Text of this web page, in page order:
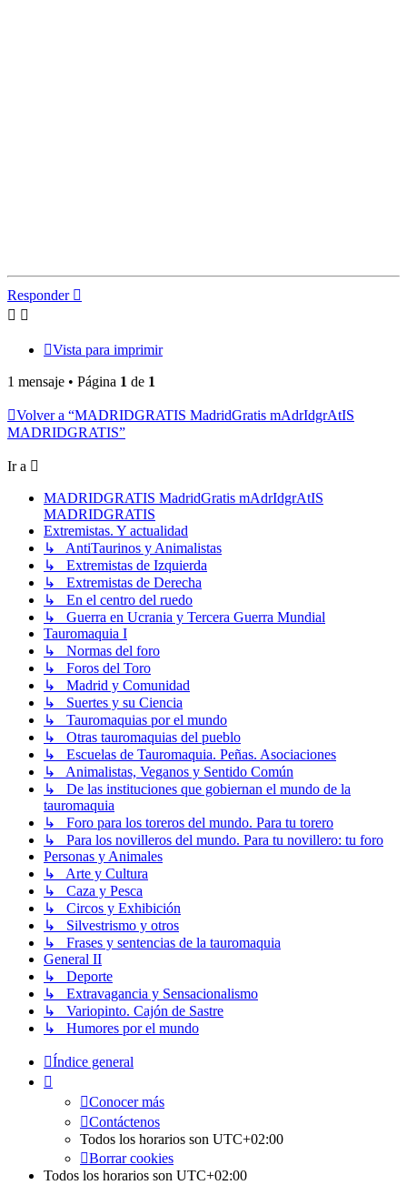
Responder
Vista para imprimir
1 mensaje • Página 1 de 1
Volver a “MADRIDGRATIS MadridGratis mAdrIdgrAtIS
MADRIDGRATIS”
Ir a
MADRIDGRATIS MadridGratis mAdrIdgrAtIS
MADRIDGRATIS
Extremistas. Y actualidad
↳ AntiTaurinos y Animalistas
↳ Extremistas de Izquierda
↳ Extremistas de Derecha
↳ En el centro del ruedo
↳ Guerra en Ucrania y Tercera Guerra Mundial
Tauromaquia I
↳ Normas del foro
↳ Foros del Toro
↳ Madrid y Comunidad
↳ Suertes y su Ciencia
↳ Tauromaquias por el mundo
↳ Otras tauromaquias del pueblo
↳ Escuelas de Tauromaquia. Peñas. Asociaciones
↳ Animalistas, Veganos y Sentido Común
↳ De las instituciones que gobiernan el mundo de la
tauromaquia
↳ Foro para los toreros del mundo. Para tu torero
↳ Para los novilleros del mundo. Para tu novillero: tu foro
Personas y Animales
↳ Arte y Cultura
↳ Caza y Pesca
↳ Circos y Exhibición
↳ Silvestrismo y otros
↳ Frases y sentencias de la tauromaquia
General II
↳ Deporte
↳ Extravagancia y Sensacionalismo
↳ Variopinto. Cajón de Sastre
↳ Humores por el mundo
Índice general
Conocer más
Contáctenos
Todos los horarios son UTC+02:00
Borrar cookies
Todos los horarios son UTC+02:00